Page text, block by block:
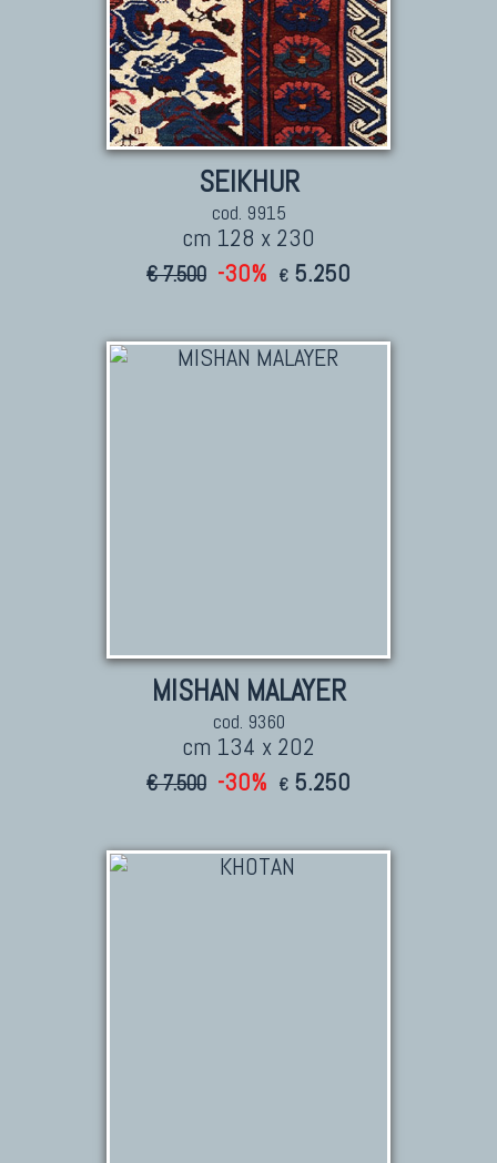
SEIKHUR
cod. 9915
cm 128 x 230
€ 7.500 -30% € 5.250
MISHAN MALAYER
cod. 9360
cm 134 x 202
€ 7.500 -30% € 5.250